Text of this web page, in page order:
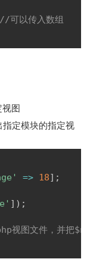
//可以传入数组
视图
指定模块的指定视
=> 18] ;
] ) ;
视图文件，并把